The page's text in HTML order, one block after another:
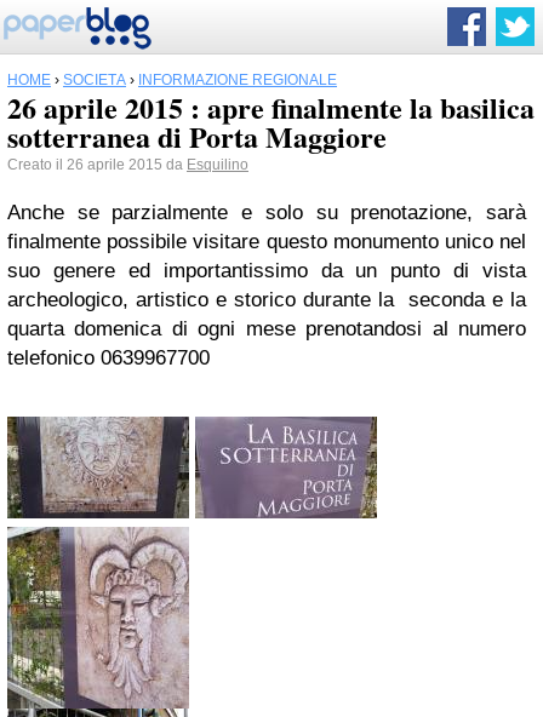
HOME › SOCIETÀ › INFORMAZIONE REGIONALE
26 aprile 2015 : apre finalmente la basilica
sotterranea di Porta Maggiore
Creato il 26 aprile 2015 da Esquilino
Anche se parzialmente e solo su prenotazione, sarà
finalmente possibile visitare questo monumento unico nel
suo genere ed importantissimo da un punto di vista
archeologico, artistico e storico durante la seconda e la
quarta domenica di ogni mese prenotandosi al numero
telefonico 0639967700